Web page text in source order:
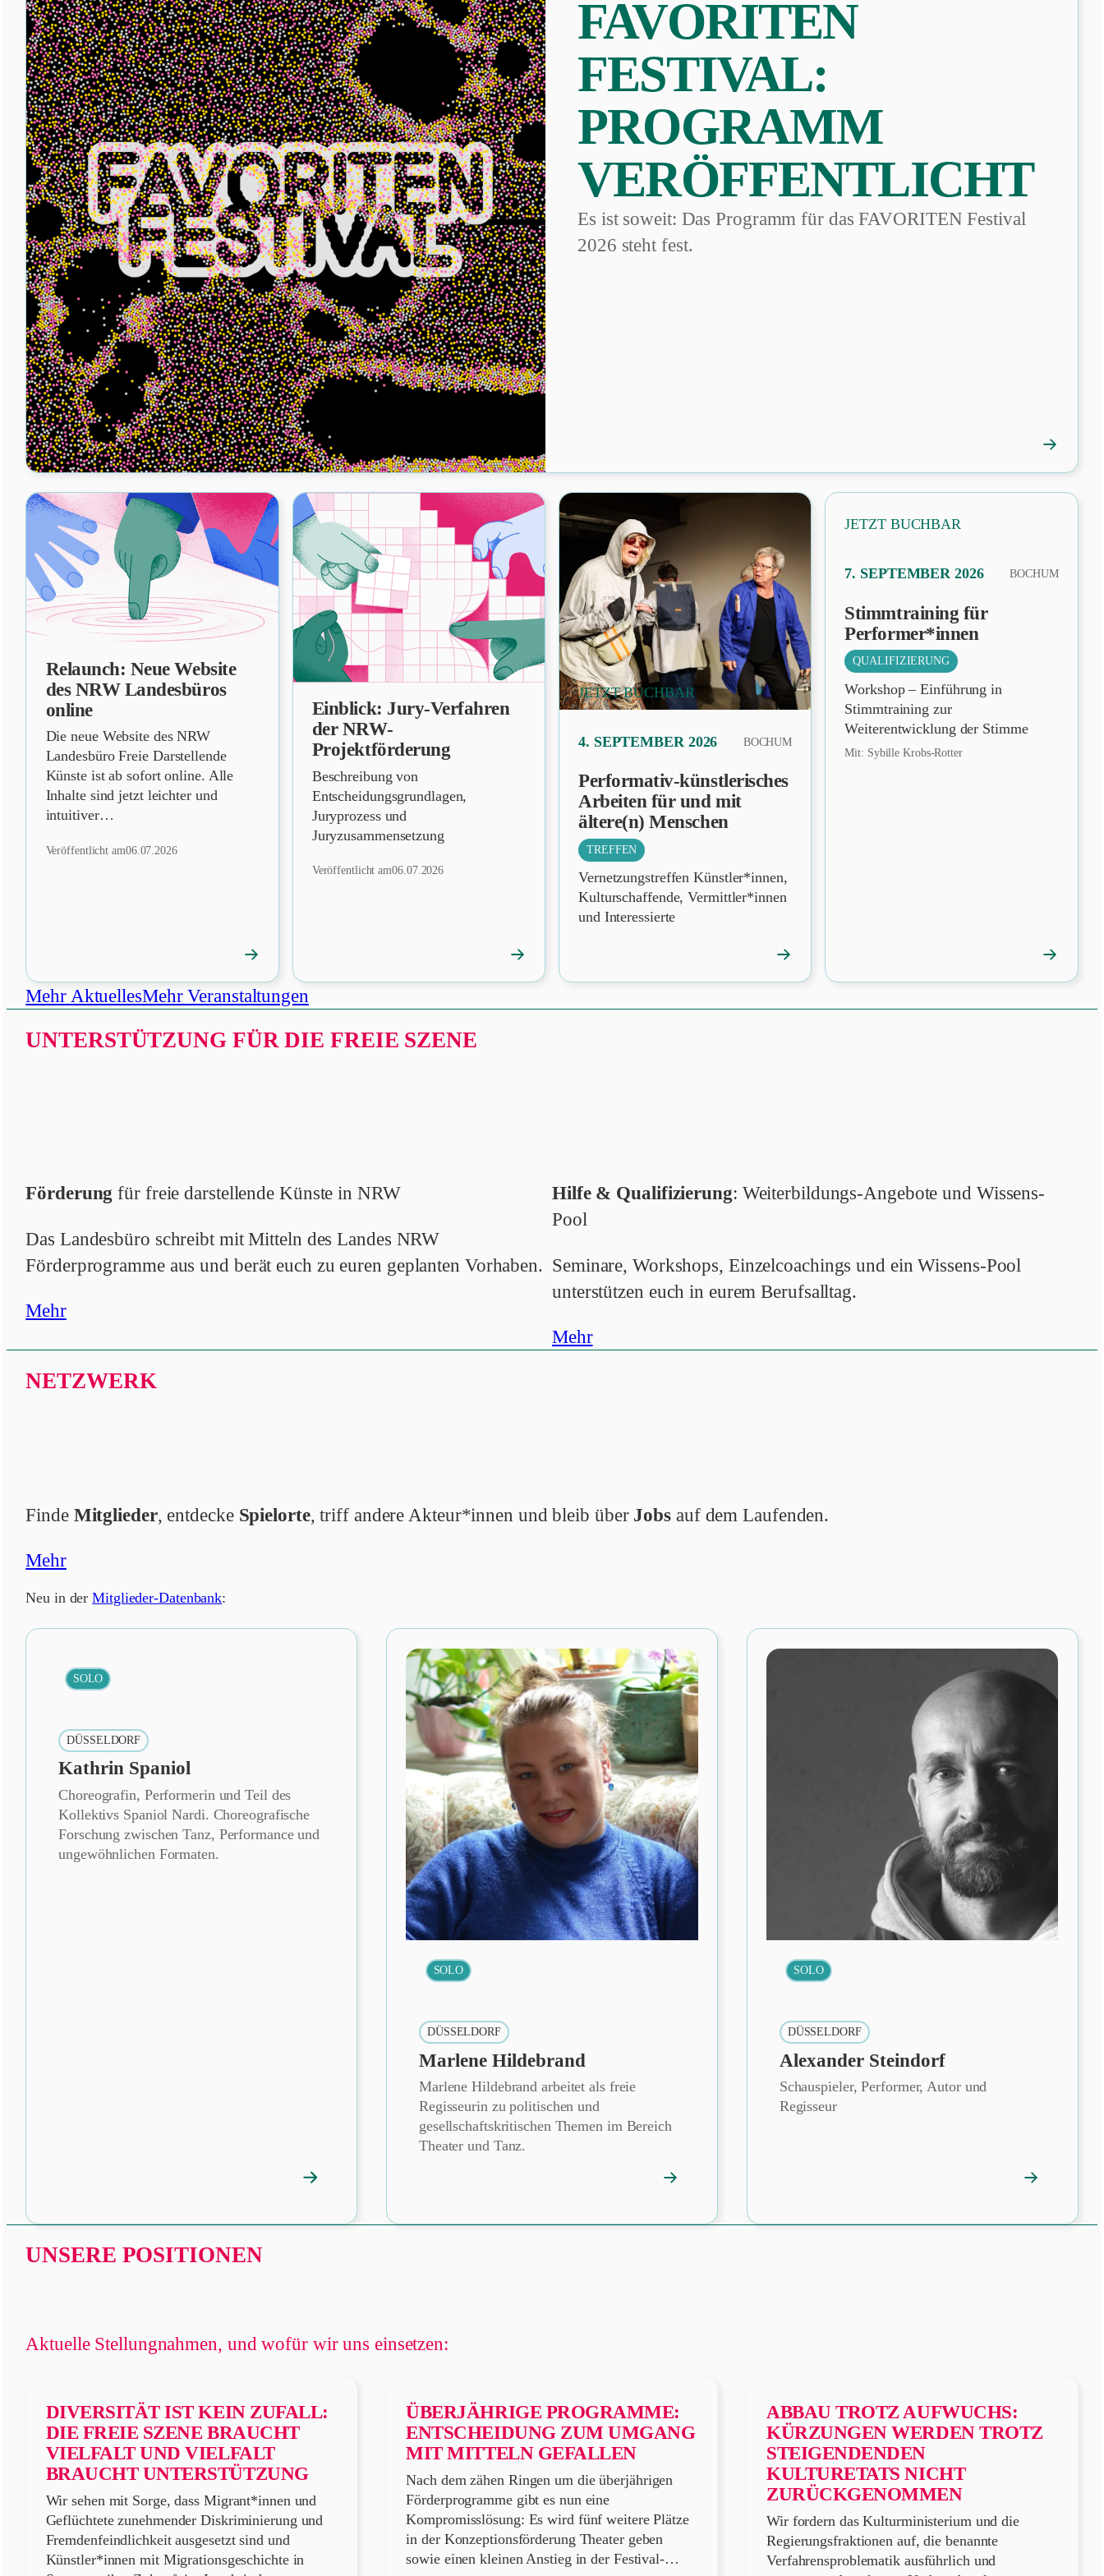
FAVORITEN
FESTIVAL:
PROGRAMM
VERÖFFENTLICHT
Es ist soweit: Das Programm für das FAVORITEN Festival
2026 steht fest.
Festival:
→
NEWS
Relaunch: Neue Website
des NRW Landesbüros
online
Die neue Website des NRW
Landesbüro Freie Darstellende
Künste ist ab sofort online. Alle
Inhalte sind jetzt leichter und
intuitiver…
Veröffentlicht am06.07.2026
öffnen
→
NEWS
Einblick: Jury-Verfahren
der NRW-
Projektförderung
Beschreibung von
Entscheidungsgrundlagen,
Juryprozess und
Juryzusammensetzung
Veröffentlicht am06.07.2026
öffnen
→
PRÄSENZ
JETZT BUCHBAR
4. SEPTEMBER 2026 BOCHUM
Performativ-künstlerisches
Arbeiten für und mit
ältere(n) Menschen
TREFFEN
Vernetzungstreffen Künstler*innen,
Kulturschaffende, Vermittler*innen
und Interessierte
Veranstaltung
öffnen
→
PRÄSENZ
JETZT BUCHBAR
7. SEPTEMBER 2026 BOCHUM
Stimmtraining für
Performer*innen
QUALIFIZIERUNG
Workshop – Einführung in
Stimmtraining zur
Weiterentwicklung der Stimme
Mit: Sybille Krobs-Rotter
öffnen
→
Mehr AktuellesMehr Veranstaltungen
UNTERSTÜTZUNG FÜR DIE FREIE SZENE
Förderung für freie darstellende Künste in NRW
Das Landesbüro schreibt mit Mitteln des Landes NRW
Förderprogramme aus und berät euch zu euren geplanten Vorhaben.
Mehr
Hilfe & Qualifizierung: Weiterbildungs-Angebote und Wissens-
Pool
Seminare, Workshops, Einzelcoachings und ein Wissens-Pool
unterstützen euch in eurem Berufsalltag.
Mehr
NETZWERK
Finde Mitglieder, entdecke Spielorte, triff andere Akteur*innen und bleib über Jobs auf dem Laufenden.
Mehr
Neu in derMitglieder-Datenbank:
SOLO
DÜSSELDORF
Kathrin Spaniol
Choreografin, Performerin und Teil des
Kollektivs Spaniol Nardi. Choreografische
Forschung zwischen Tanz, Performance und
ungewöhnlichen Formaten.
→
SOLO
DÜSSELDORF
Marlene Hildebrand
Marlene Hildebrand arbeitet als freie
Regisseurin zu politischen und
gesellschaftskritischen Themen im Bereich
Theater und Tanz.
→
SOLO
DÜSSELDORF
Alexander Steindorf
Schauspieler, Performer, Autor und
Regisseur
→
UNSERE POSITIONEN
Aktuelle Stellungnahmen, und wofür wir uns einsetzen:
DIVERSITÄT IST KEIN ZUFALL:
DIE FREIE SZENE BRAUCHT
VIELFALT UND VIELFALT
BRAUCHT UNTERSTÜTZUNG
Wir sehen mit Sorge, dass Migrant*innen und
Geflüchtete zunehmender Diskriminierung und
Fremdenfeindlichkeit ausgesetzt sind und
Künstler*innen mit Migrationsgeschichte in
ÜBERJÄHRIGE PROGRAMME:
ENTSCHEIDUNG ZUM UMGANG
MIT MITTELN GEFALLEN
Nach dem zähen Ringen um die überjährigen
Förderprogramme gibt es nun eine
Kompromisslösung: Es wird fünf weitere Plätze
in der Konzeptionsförderung Theater geben
sowie einen kleinen Anstieg in der Festival-…
ABBAU TROTZ AUFWUCHS:
KÜRZUNGEN WERDEN TROTZ
STEIGENDENDEN
KULTURETATS NICHT
ZURÜCKGENOMMEN
Wir fordern das Kulturministerium und die
Regierungsfraktionen auf, die benannte
Verfahrensproblematik ausführlich und